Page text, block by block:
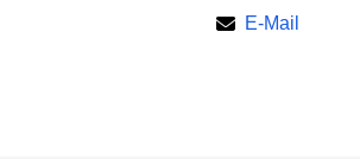
E-Mail